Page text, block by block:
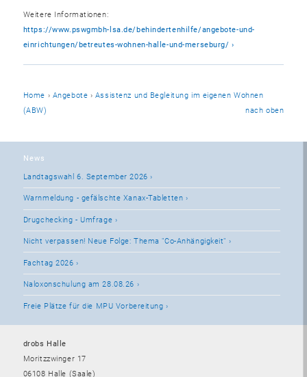
Weitere Informationen:
https://www.pswgmbh-lsa.de/behindertenhilfe/angebote-und-
einrichtungen/betreutes-wohnen-halle-und-merseburg/
Home › Angebote › Assistenz und Begleitung im eigenen Wohnen
(ABW)
nach oben
News
Landtagswahl 6. September 2026
Warnmeldung - gefälschte Xanax-Tabletten
Drugchecking - Umfrage
Nicht verpassen! Neue Folge: Thema "Co-Anhängigkeit"
Fachtag 2026
Naloxonschulung am 28.08.26
Freie Plätze für die MPU Vorbereitung
drobs Halle
Moritzzwinger 17
06108 Halle (Saale)